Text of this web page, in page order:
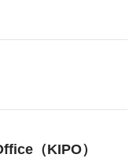
（KIPO）